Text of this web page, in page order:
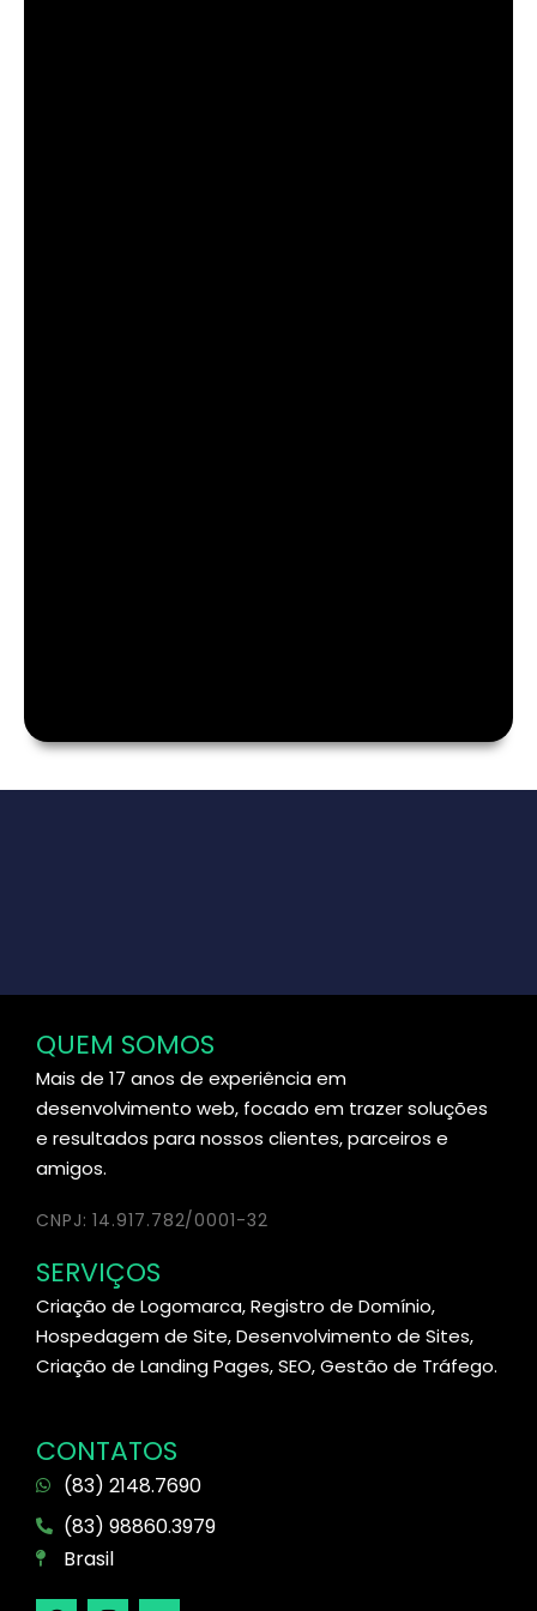
QUEM SOMOS
Mais de 17 anos de experiência em
desenvolvimento web, focado em trazer soluções
e resultados para nossos clientes, parceiros e
amigos.
CNPJ: 14.917.782/0001-32
SERVIÇOS
Criação de Logomarca, Registro de Domínio,
Hospedagem de Site, Desenvolvimento de Sites,
Criação de Landing Pages, SEO, Gestão de Tráfego.
CONTATOS
(83) 2148.7690
(83) 98860.3979
Brasil